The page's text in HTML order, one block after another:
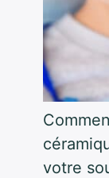
votre